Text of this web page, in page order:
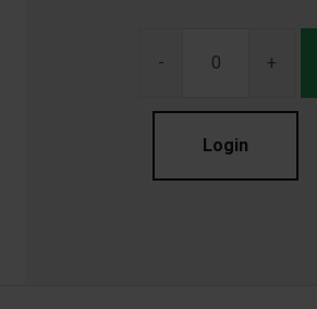
- +
Login